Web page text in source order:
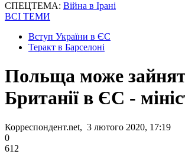
СПЕЦТЕМА: Війна в Ірані
ВСІ ТЕМИ
Вступ України в ЄС
Теракт в Барселоні
Польща може
Британії в ЄС -
Корреспондент.net, 3 лютого 2020, 17:19
0
612